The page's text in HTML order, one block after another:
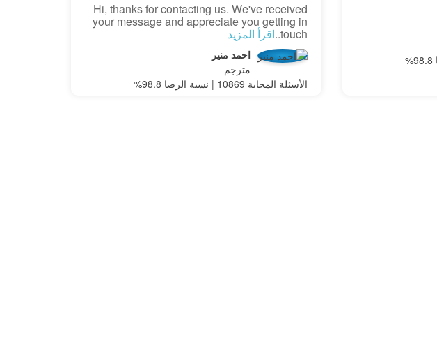
Hi, thanks for contacting us. We've received
your message and appreciate you getting in
touch.. اقرأ المزيد
احمد منير
مترجم
الأسئلة المجابة 10869 | نسبة الرضا 98.8%